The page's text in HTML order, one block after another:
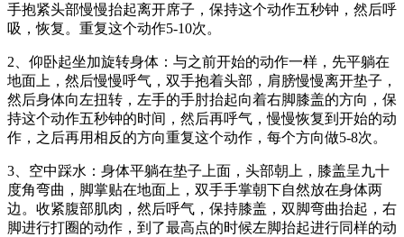
手抱紧头部慢慢抬起离开席子，保持这个动作五秒钟，然后呼
吸，恢复。重复这个动作5-10次。
2、仰卧起坐加旋转身体：与之前开始的动作一样，先平躺在
地面上，然后慢慢呼气，双手抱着头部，肩膀慢慢离开垫子，
然后身体向左扭转，左手的手肘抬起向着右脚膝盖的方向，保
持这个动作五秒钟的时间，然后再呼气，慢慢恢复到开始的动
作，之后再用相反的方向重复这个动作，每个方向做5-8次。
3、空中踩水：身体平躺在垫子上面，头部朝上，膝盖呈九十
度角弯曲，脚掌贴在地面上，双手手掌朝下自然放在身体两
边。收紧腹部肌肉，然后呼气，保持膝盖，双脚弯曲抬起，右
脚进行打圈的动作，到了最高点的时候左脚抬起进行同样的动